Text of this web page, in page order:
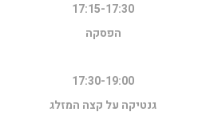
17:15-17:30
הפסקה
17:30-19:00
גנטיקה על קצה המזלג